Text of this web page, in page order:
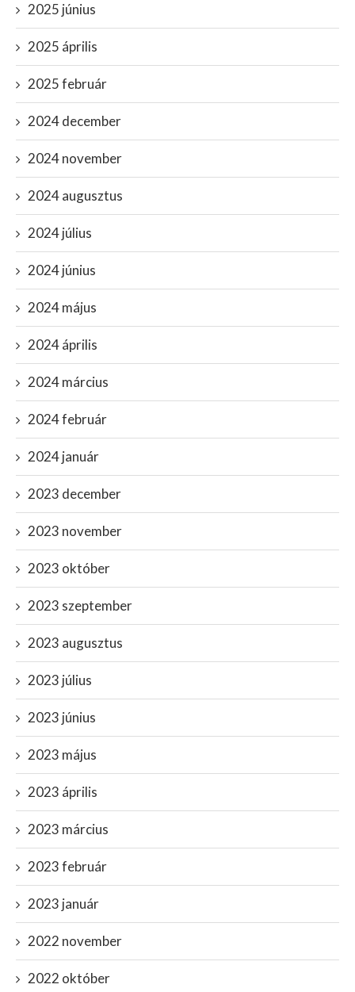
2025 június
2025 április
2025 február
2024 december
2024 november
2024 augusztus
2024 július
2024 június
2024 május
2024 április
2024 március
2024 február
2024 január
2023 december
2023 november
2023 október
2023 szeptember
2023 augusztus
2023 július
2023 június
2023 május
2023 április
2023 március
2023 február
2023 január
2022 november
2022 október